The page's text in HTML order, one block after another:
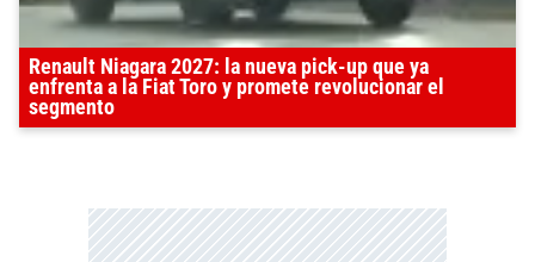
Renault Niagara 2027: la nueva pick-up que ya
enfrenta a la Fiat Toro y promete revolucionar el
segmento